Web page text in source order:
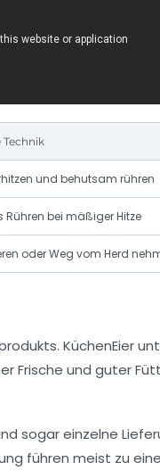
und behutsam rühren
Rühren bei mäßiger Hitze
oder Weg vom Herd
KüchenEier
Frische und guter
sogar einzelne
führen meist zu